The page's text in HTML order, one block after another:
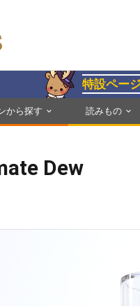
特設ペー
から探す 読みもの
Dew